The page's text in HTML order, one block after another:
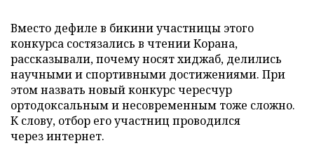
Вместо дефиле в бикини участницы этого
конкурса состязались в чтении Корана,
рассказывали, почему носят хиджаб, делились
научными и спортивными достижениями. При
этом назвать новый конкурс чересчур
ортодоксальным и несовременным тоже сложно.
К слову, отбор его участниц проводился
через интернет.